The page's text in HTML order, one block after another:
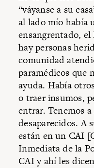
“váyanse a su
al lado mío había
ensangrentado,
hay personas
comunidad
paramédicos que
ayuda. Había
o traer insumos,
entrar. Tenemos
desaparecidos. A
están en un CAI
Inmediata de la
CAI y ahí les